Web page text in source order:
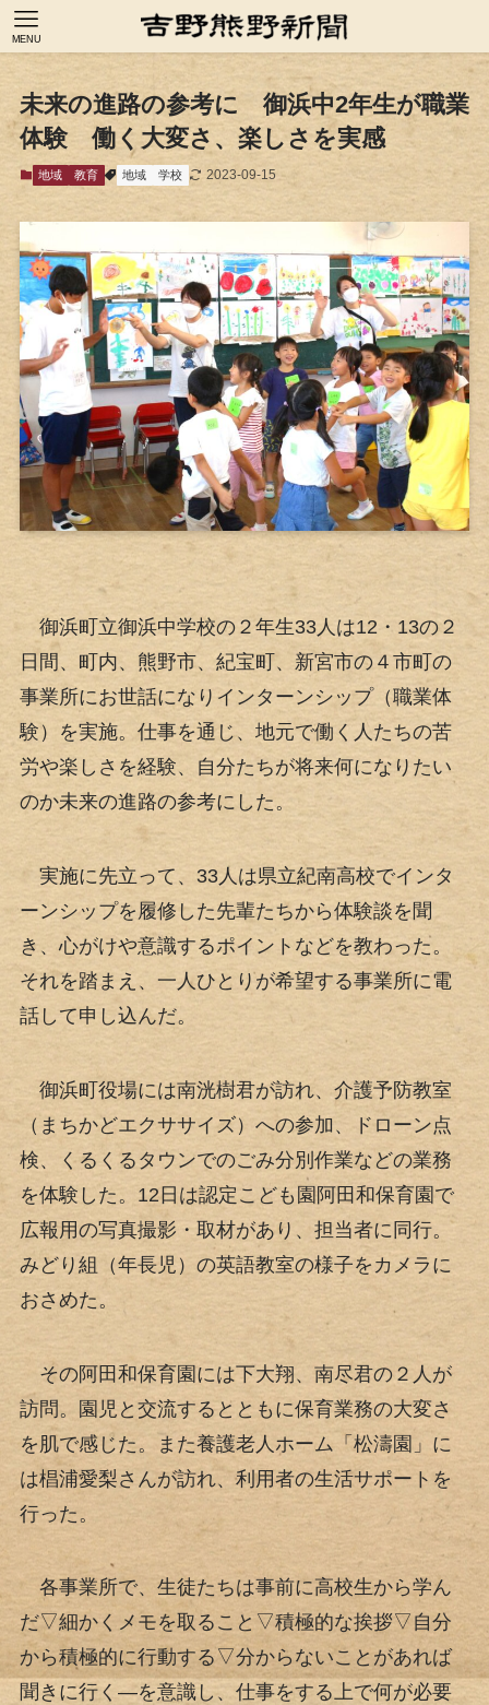
MENU
未来の進路の参考に 御浜中2年生が職業
体験 働く大変さ、楽しさを実感
地域 教育 地域 学校 2023-09-15
御浜町立御浜中学校の２年生33人は12・13の２
日間、町内、熊野市、紀宝町、新宮市の４市町の
事業所にお世話になりインターンシップ（職業体
験）を実施。仕事を通じ、地元で働く人たちの苦
労や楽しさを経験、自分たちが将来何になりたい
のか未来の進路の参考にした。
実施に先立って、33人は県立紀南高校でインタ
ーンシップを履修した先輩たちから体験談を聞
き、心がけや意識するポイントなどを教わった。
それを踏まえ、一人ひとりが希望する事業所に電
話して申し込んだ。
御浜町役場には南洸樹君が訪れ、介護予防教室
（まちかどエクササイズ）への参加、ドローン点
検、くるくるタウンでのごみ分別作業などの業務
を体験した。12日は認定こども園阿田和保育園で
広報用の写真撮影・取材があり、担当者に同行。
みどり組（年長児）の英語教室の様子をカメラに
おさめた。
その阿田和保育園には下大翔、南尽君の２人が
訪問。園児と交流するとともに保育業務の大変さ
を肌で感じた。また養護老人ホーム「松濤園」に
は椙浦愛梨さんが訪れ、利用者の生活サポートを
行った。
各事業所で、生徒たちは事前に高校生から学ん
だ▽細かくメモを取ること▽積極的な挨拶▽自分
から積極的に行動する▽分からないことがあれば
聞きに行く―を意識し、仕事をする上で何が必要